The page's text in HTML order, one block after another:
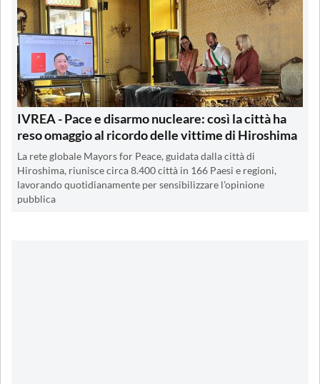
IVREA - Pace e disarmo nucleare: così la città ha
reso omaggio al ricordo delle vittime di Hiroshima
La rete globale Mayors for Peace, guidata dalla città di
Hiroshima, riunisce circa 8.400 città in 166 Paesi e regioni,
lavorando quotidianamente per sensibilizzare l'opinione
pubblica